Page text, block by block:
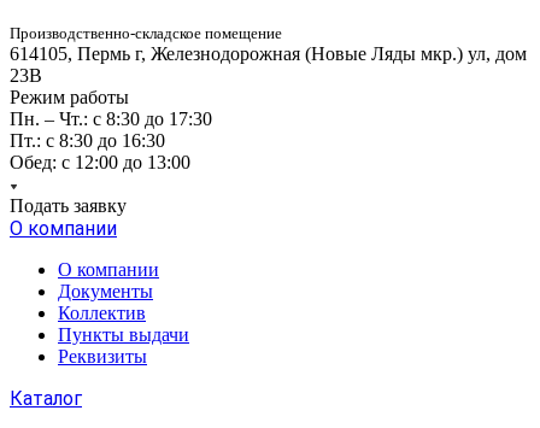
Производственно-складское помещение
614105, Пермь г, Железнодорожная (Новые Ляды мкр.) ул, дом
23В
Режим работы
Пн. – Чт.: с 8:30 до 17:30
Пт.: с 8:30 до 16:30
Обед: с 12:00 до 13:00
Подать заявку
О компании
О компании
Документы
Коллектив
Пункты выдачи
Реквизиты
Каталог